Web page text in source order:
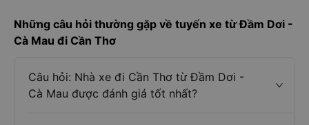
Những câu hỏi thường gặp về tuyến xe từ Đầm Dơi -
Cà Mau đi Cần Thơ
Câu hỏi: Nhà xe đi Cần Thơ từ Đầm Dơi -
Cà Mau được đánh giá tốt nhất?